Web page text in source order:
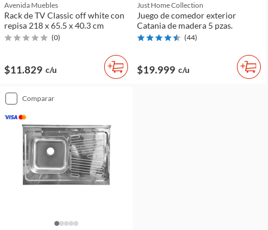
Avenida Muebles
Rack de TV Classic off white con
repisa 218 x 65.5 x 40.3 cm
(0)
$11.829 c/u
Just Home Collection
Juego de comedor exterior
Catania de madera 5 pzas.
(44)
$19.999 c/u
comparar